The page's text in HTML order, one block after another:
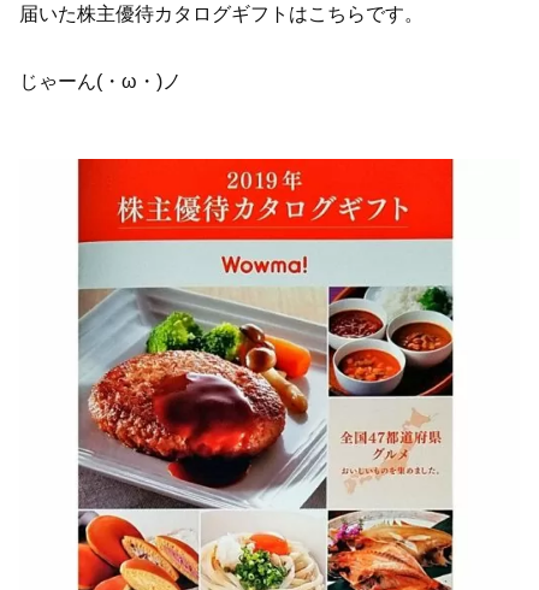
届いた株主優待カタログギフトはこちらです。
じゃーん(・ω・)ノ